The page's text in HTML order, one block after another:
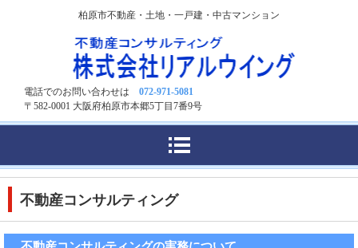
柏原市不動産・土地・一戸建・中古マンション
電話でのお問い合わせは 072-971-5081
〒582-0001 大阪府柏原市本郷5丁目7番9号
不動産コンサルティング